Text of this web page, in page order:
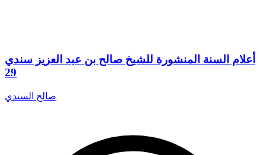
أعلام السنة المنشورة للشيخ صالح بن عبد العزيز سندي
29
صالح السندي